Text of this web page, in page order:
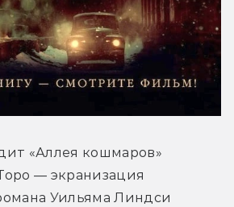
«Аллея кошмаров»
— экранизация
Уильяма Линдси